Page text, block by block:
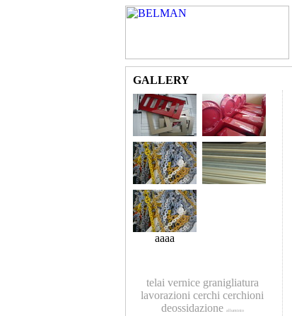
GALLERY
aaaa
telai vernice granigliatura
lavorazioni cerchi cerchioni
deossidazione
alluminio